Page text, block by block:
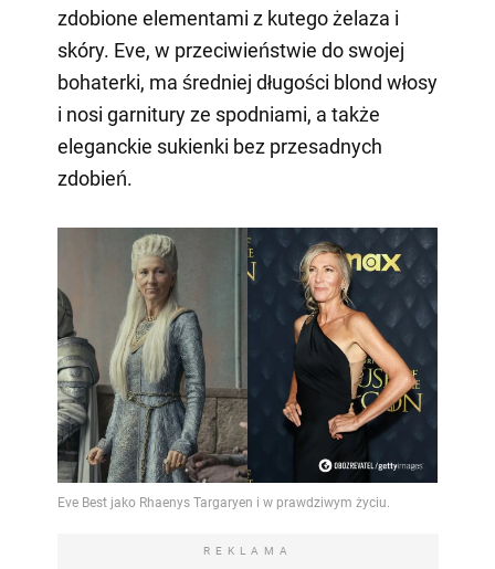
zdobione elementami z kutego żelaza i
skóry. Eve, w przeciwieństwie do swojej
bohaterki, ma średniej długości blond włosy
i nosi garnitury ze spodniami, a także
eleganckie sukienki bez przesadnych
zdobień.
REKLAMA